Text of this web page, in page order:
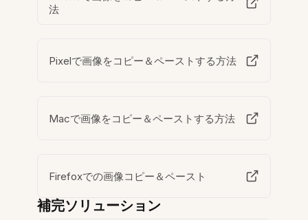
法
Pixelで画像をコピー＆ペーストする方法
Macで画像をコピー＆ペーストする方法
Firefoxでの画像コピー＆ペースト
補完ソリューション